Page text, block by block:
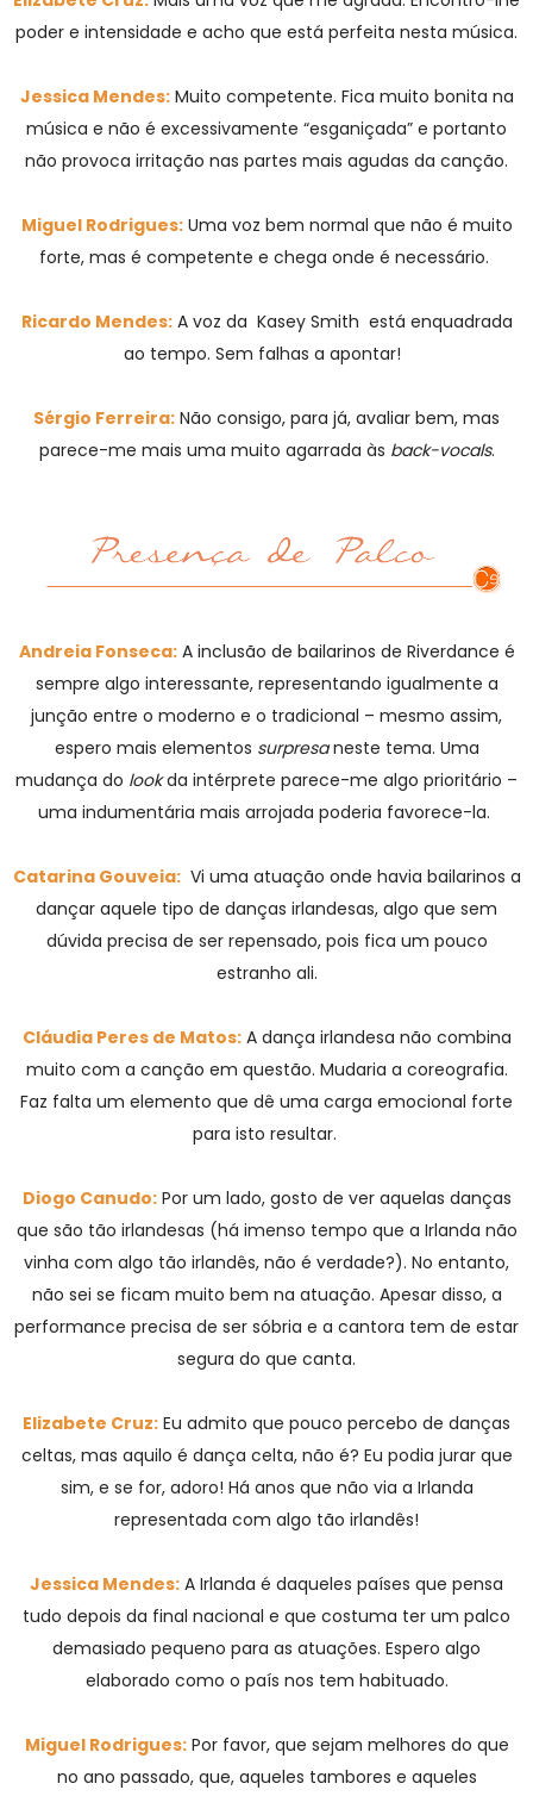
poder e intensidade e acho que está perfeita nesta música.
Jessica Mendes:Muito competente. Fica muito bonita na
música e não é excessivamente “esganiçada” e portanto
não provoca irritação nas partes mais agudas da canção.
Miguel Rodrigues:Uma voz bem normal que não é muito
forte, mas é competente e chega onde é necessário.
Ricardo Mendes:A voz da Kasey Smith está enquadrada
ao tempo. Sem falhas a apontar!
Sérgio Ferreira: Não consigo, para já, avaliar bem, mas
parece-me mais uma muito agarrada às back-vocals.
Andreia Fonseca:A inclusão de bailarinos de Riverdance é
sempre algo interessante, representando igualmente a
junção entre o moderno e o tradicional – mesmo assim,
espero mais elementos surpresaneste tema. Uma
mudança do lookda intérprete parece-me algo prioritário –
uma indumentária mais arrojada poderia favorece-la.
Catarina Gouveia:Vi uma atuação onde havia bailarinos a
dançar aquele tipo de danças irlandesas, algo que sem
dúvida precisa de ser repensado, pois fica um pouco
estranho ali.
Cláudia Peres de Matos:A dança irlandesa não combina
muito com a canção em questão. Mudaria a coreografia.
Faz falta um elemento que dê uma carga emocional forte
para isto resultar.
Diogo Canudo:Por um lado, gosto de ver aquelas danças
que são tão irlandesas (há imenso tempo que a Irlanda não
vinha com algo tão irlandês, não é verdade?). No entanto,
não sei se ficam muito bem na atuação. Apesar disso, a
performance precisa de ser sóbria e a cantora tem de estar
segura do que canta.
Elizabete Cruz: Eu admito que pouco percebo de danças
celtas, mas aquilo é dança celta, não é? Eu podia jurar que
sim, e se for, adoro! Há anos que não via a Irlanda
representada com algo tão irlandês!
Jessica Mendes: A Irlanda é daqueles países que pensa
tudo depois da final nacional e que costuma ter um palco
demasiado pequeno para as atuações. Espero algo
elaborado como o país nos tem habituado.
Miguel Rodrigues:Por favor, que sejam melhores do que
no ano passado, que, aqueles tambores e aqueles